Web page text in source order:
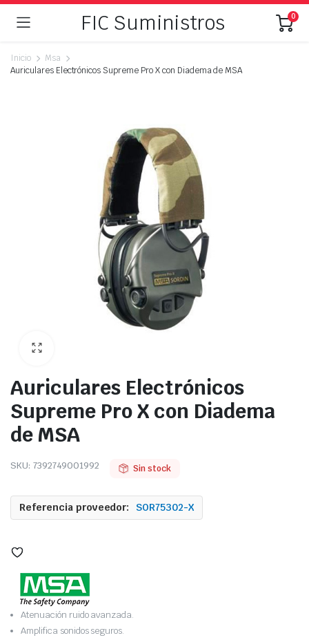
FIC Suministros 0
Inicio
Msa
Auriculares Electrónicos Supreme Pro X con Diadema de MSA
Auriculares Electrónicos
Supreme Pro X con Diadema
de MSA
SKU: 7392749001992 Sin stock
Referencia proveedor: SOR75302-X
Atenuación ruido avanzada.
Amplifica sonidos seguros.